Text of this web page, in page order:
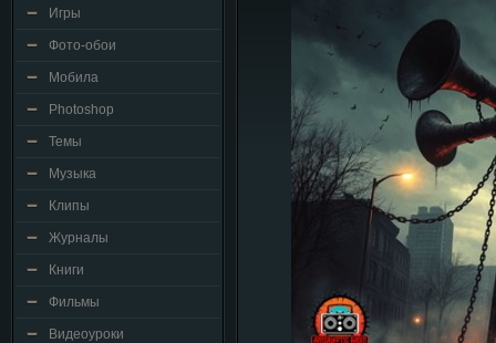
Игры
Фото-обои
Мобила
Photoshop
Темы
Музыка
Клипы
Журналы
Книги
Фильмы
Видеоуроки